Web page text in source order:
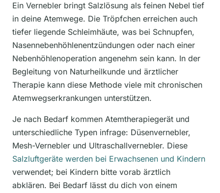
Ein Vernebler bringt Salzlösung als feinen Nebel tief
in deine Atemwege. Die Tröpfchen erreichen auch
tiefer liegende Schleimhäute, was bei Schnupfen,
Nasennebenhöhlenentzündungen oder nach einer
Nebenhöhlenoperation angenehm sein kann. In der
Begleitung von Naturheilkunde und ärztlicher
Therapie kann diese Methode viele mit chronischen
Atemwegserkrankungen unterstützen.
Je nach Bedarf kommen Atemtherapiegerät und
unterschiedliche Typen infrage: Düsenvernebler,
Mesh-Vernebler und Ultraschallvernebler. Diese
Salzluftgeräte werden bei Erwachsenen und Kindern
verwendet; bei Kindern bitte vorab ärztlich
abklären. Bei Bedarf lässt du dich von einem